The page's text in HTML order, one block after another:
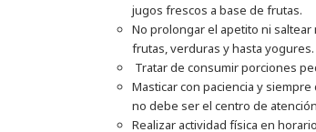
jugos frescos a base de frutas.
No prolongar el apetito ni
frutas, verduras y hasta yogures.
Tratar de consumir porciones
Masticar con paciencia y
no debe ser el centro de
Realizar actividad física en